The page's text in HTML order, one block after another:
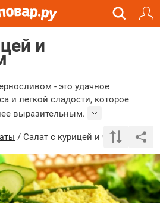
и
- это удачное
и легкой сладости, которое
выразительным.
/ Салат с курицей и черносливом